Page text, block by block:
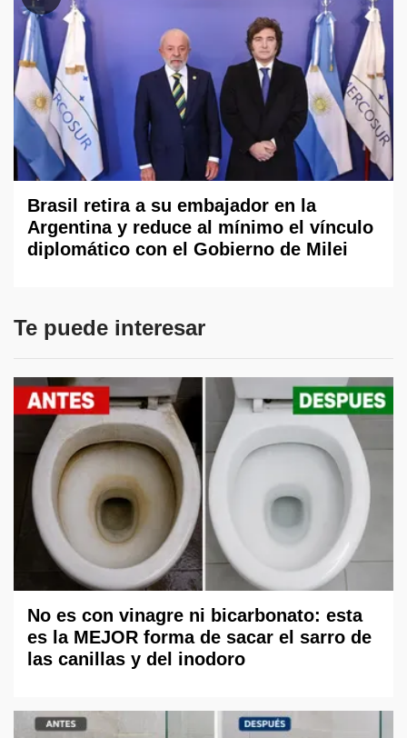
Brasil retira a su embajador en la
Argentina y reduce al mínimo el vínculo
diplomático con el Gobierno de Milei
Te puede interesar
No es con vinagre ni bicarbonato: esta
es la MEJOR forma de sacar el sarro de
las canillas y del inodoro